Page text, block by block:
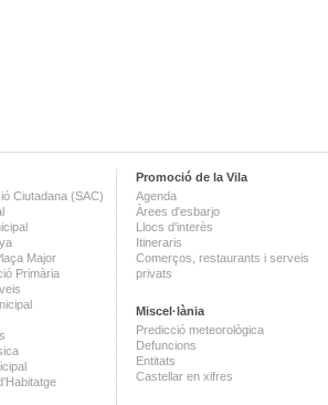
Ciutadana (SAC)
Major
Primària
Promoció de la Vila
Agenda
Àrees d'esbarjo
Llocs d'interès
Itineraris
Comerços, restaurants i serveis
privats
Miscel·lània
Predicció meteorològica
Defuncions
Entitats
Castellar en xifres